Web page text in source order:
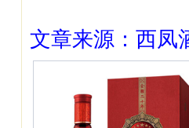
文章来源：西凤